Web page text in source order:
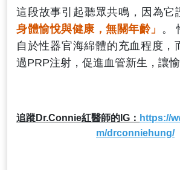
這段故事引起聽眾共鳴，因為它
身體愉悅與健康，無關年齡」
。
自於性器官海綿體的充血程度，
過PRP注射，促進血管新生，讓愉
追蹤Dr.Connie紅醫師的IG： https://
m/drconniehung/